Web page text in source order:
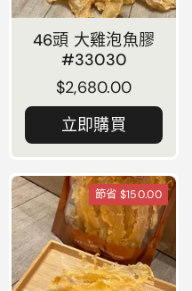
46頭 大雞泡魚膠
#33030
正常價格
$2,680.00
立即購買
節省 $150.00